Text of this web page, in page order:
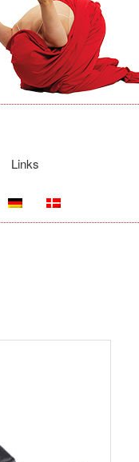
Links